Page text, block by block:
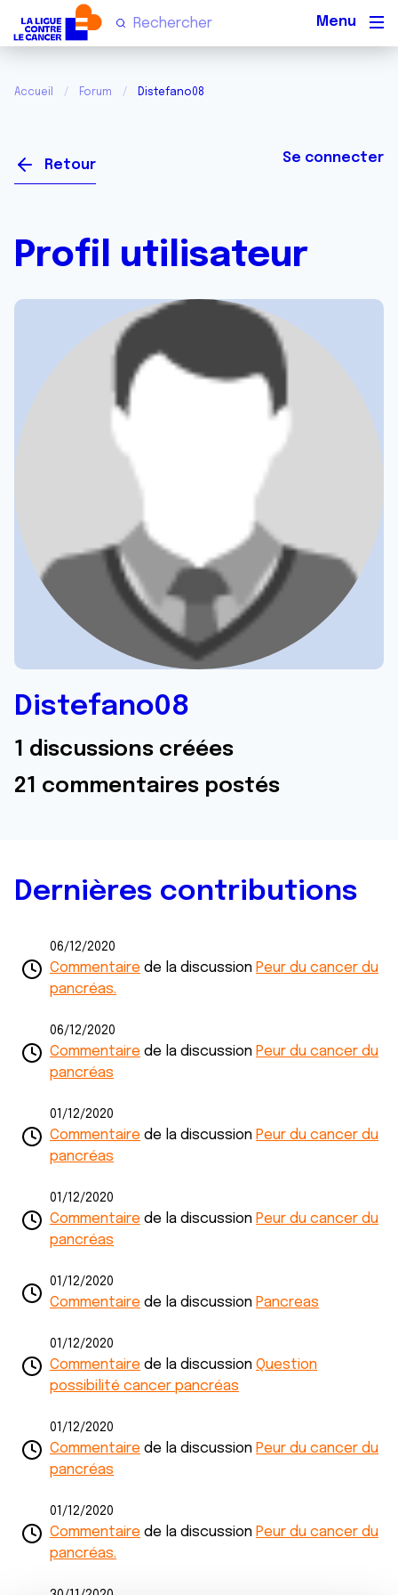
Accueil Forum Distefano08
Retour Se connecter
Profil utilisateur
Distefano08
1 discussions créées
21 commentaires postés
Dernières contributions
06/12/2020
Commentaire de la discussion Peur du cancer du
pancréas.
06/12/2020
Commentaire de la discussion Peur du cancer du
pancréas
01/12/2020
Commentaire de la discussion Peur du cancer du
pancréas
01/12/2020
Commentaire de la discussion Peur du cancer du
pancréas
01/12/2020
Commentaire de la discussion Pancreas
01/12/2020
Commentaire de la discussion Question
possibilité cancer pancréas
01/12/2020
Commentaire de la discussion Peur du cancer du
pancréas
01/12/2020
Commentaire de la discussion Peur du cancer du
pancréas.